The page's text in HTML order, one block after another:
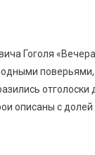
Гоголя
описаны с